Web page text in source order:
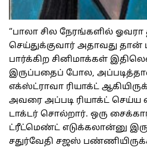
“பாலா சில நேரங்களில்
செய்துக்குவார் அதாவது தான்
பார்க்கிற சினிமாக்கள்
இருப்பதைப் போல,
எக்ஸ்ட்ராவா ரியாக்ட்
அவரை அப்படி ரியாக்ட் செய்ய
டாக்டர் சொல்றார். ஒரு
ட்ரீட்மெண்ட் எடுக்கலான்னு
சதுர்வேதி சஜஸ்